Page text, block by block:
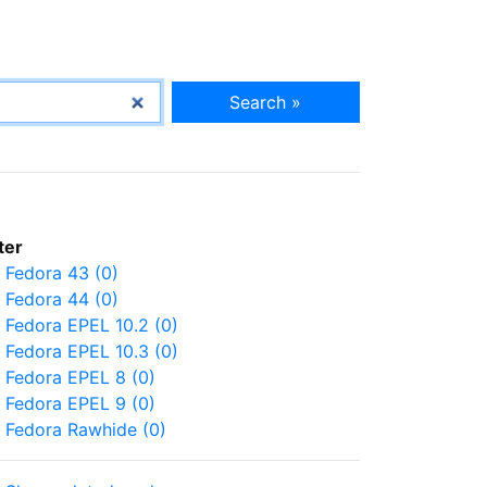
Search »
Fedora 43 (0)
Fedora 44 (0)
Fedora EPEL 10.2 (0)
Fedora EPEL 10.3 (0)
Fedora EPEL 8 (0)
Fedora EPEL 9 (0)
Fedora Rawhide (0)